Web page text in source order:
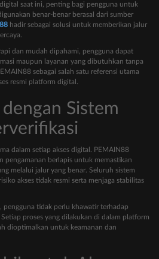
saat ini, penting bagi pengguna untuk
benar-benar berasal dari sumber
hadir sebagai solusi untuk memberikan jalur
dan mudah dipahami, pengguna dapat
maupun layanan yang dibutuhkan tanpa
sebagai salah satu referensi utama
resmi platform digital.
Sistem
dalam setiap akses digital. PEMAIN88
pengamanan berlapis untuk memastikan
melalui jalur yang benar. Seluruh sistem
akses tidak resmi serta menjaga stabilitas
pengguna tidak perlu khawatir terhadap
Setiap proses yang dilakukan di dalam platform
dioptimalkan untuk keamanan dan